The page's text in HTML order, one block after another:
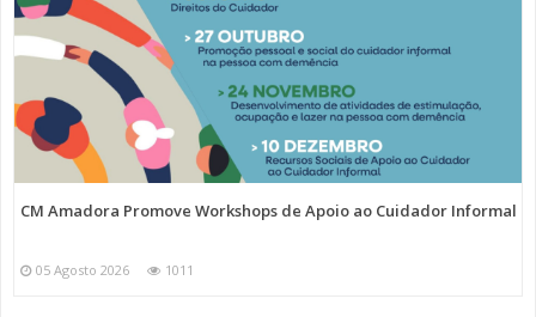
CM Amadora Promove Workshops de Apoio ao Cuidador Informal
05 Agosto 2026 1011